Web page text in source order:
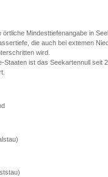
Mindesttiefenangabe in
die auch bei extemen
wird.
Staaten ist das Seekartennull